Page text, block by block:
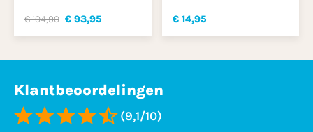
€ 104,90 € 93,95 € 14,95
Klantbeoordelingen
(9,1/10)